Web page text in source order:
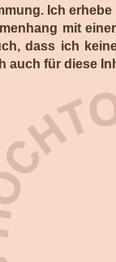
Ich
mit
dass ich
auch für diese